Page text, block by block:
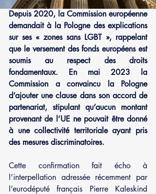
Depuis 2020, la Commission européenne
demandait à la Pologne des explications
sur ses « zones sans LGBT », rappelant
que le versement des fonds européens est
soumis au respect des droits
fondamentaux. En mai 2023 la
Commission a convaincu la Pologne
d’ajouter une clause dans son accord de
partenariat, stipulant qu’aucun montant
provenant de l’UE ne pouvait être donné
à une collectivité territoriale ayant pris
des mesures discriminatoires.
Cette confirmation fait écho à
l’interpellation adressée récemment par
l’eurodéputé français Pierre Kaleskind